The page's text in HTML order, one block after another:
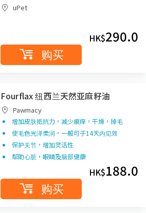
uPet
HK$290.0
购买
Fourflax 纽西兰天然亚麻籽油
Pawmacy
增加皮肤抵抗力，减少痕痒，干燥，掉毛
使毛色光泽柔润，一般可于14天内见效
保护关节，增加灵活性
帮助心脏，眼睛及脑部健康
HK$188.0
购买